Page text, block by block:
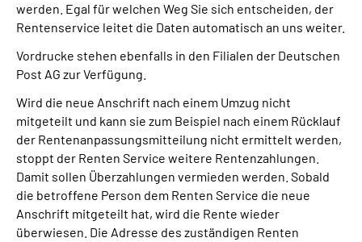
Leichte Sprache
Mein Kundenportal
werden. Egal für welchen Weg Sie sich entscheiden, der
Rentenservice leitet die Daten automatisch an uns weiter.
Vordrucke stehen ebenfalls in den Filialen der Deutschen
Post AG zur Verfügung.
Wird die neue Anschrift nach einem Umzug nicht
mitgeteilt und kann sie zum Beispiel nach einem Rücklauf
der Rentenanpassungsmitteilung nicht ermittelt werden,
stoppt der Renten Service weitere Rentenzahlungen.
Damit sollen Überzahlungen vermieden werden. Sobald
die betroffene Person dem Renten Service die neue
Anschrift mitgeteilt hat, wird die Rente wieder
überwiesen. Die Adresse des zuständigen Renten